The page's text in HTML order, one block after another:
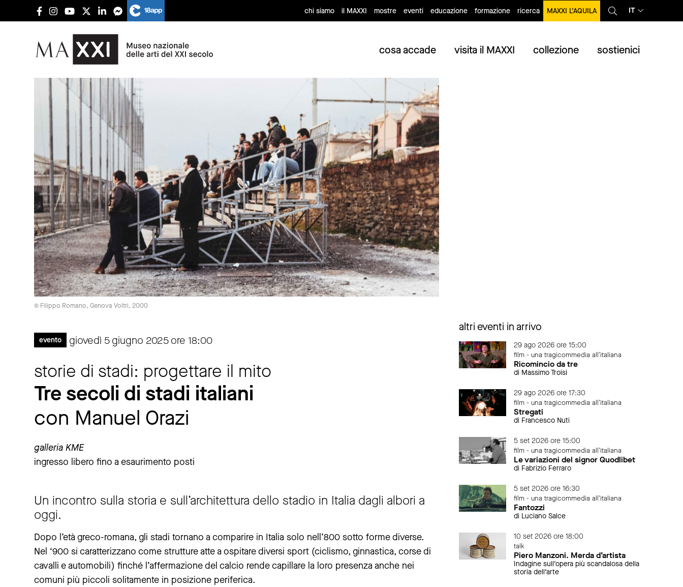
chi siamo il MAXXI mostre eventi educazione formazione ricerca MAXXI L’AQUILA IT
cosa accade visita il MAXXI collezione sostienici
© Filippo Romano, Genova Voltri, 2000
evento giovedì 5 giugno 2025 ore 18:00
storie di stadi: progettare il mito
Tre secoli di stadi italiani
con Manuel Orazi
galleria KME
ingresso libero fino a esaurimento posti
Un incontro sulla storia e sull’architettura dello stadio in Italia dagli albori a
oggi.
Dopo l’età greco-romana, gli stadi tornano a comparire in Italia solo nell’800 sotto forme diverse.
Nel ‘900 si caratterizzano come strutture atte a ospitare diversi sport (ciclismo, ginnastica, corse di
cavalli e automobili) finché l’affermazione del calcio rende capillare la loro presenza anche nei
comuni più piccoli solitamente in posizione periferica.
altri eventi in arrivo
29 ago 2026 ore 15:00
film - una tragicommedia all'italiana
Ricomincio da tre
di Massimo Troisi
29 ago 2026 ore 17:30
film - una tragicommedia all'italiana
Stregati
di Francesco Nuti
5 set 2026 ore 15:00
film - una tragicommedia all'italiana
Le variazioni del signor Quodlibet
di Fabrizio Ferraro
5 set 2026 ore 16:30
film - una tragicommedia all'italiana
Fantozzi
di Luciano Salce
10 set 2026 ore 18:00
talk
Piero Manzoni. Merda d’artista
Indagine sull’opera più scandalosa della
storia dell’arte